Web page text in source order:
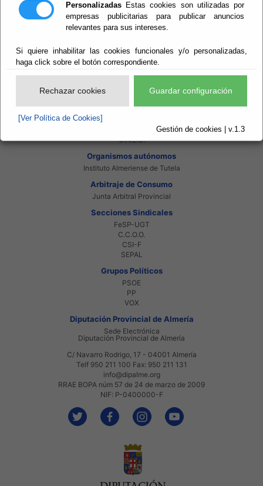
Personalizadas Estas cookies son utilizadas por
empresas publicitarias para publicar anuncios
relevantes para sus intereses.
Si quiere inhabilitar las cookies funcionales y/o personalizadas,
haga click sobre el botón correspondiente.
Rechazar cookies Guardar configuración
[Ver Política de Cookies]
Gestión de cookies | v.1.3
Enlaces de interés
Beneficiarios Red Provincial
Punto de Informacion del Catastro
Ministerio de Administraciones Públicas
Junta de Andalucia
Consorcios
Bomberos Levante
Almanzora Levante R.T.R.S.U.
Gestión de Residuos Sector-II
U.N.E.D.
Organismos autónomos
Instituto Almeriense de Tutela
Arbitraje de Consumo
Junta Arbitral Provincial
Secciones Sindicales
FeSP-UGT
C.C.O.O.
CSI-F
SEPAL
Grupos Políticos
PSOE
PP
VOX
Diputación Provincial de Almería
Sede Electrónica
Diputación Provincial de Almería
C/ Navarro Rodrigo, 17 - 04001 Almería
Telf 950 211 100 Fax: 950 211 131
info@dipalme.org
RRAE BOPA núm 57 de 24 de marzo de 2009
NIF: P-0400000-F